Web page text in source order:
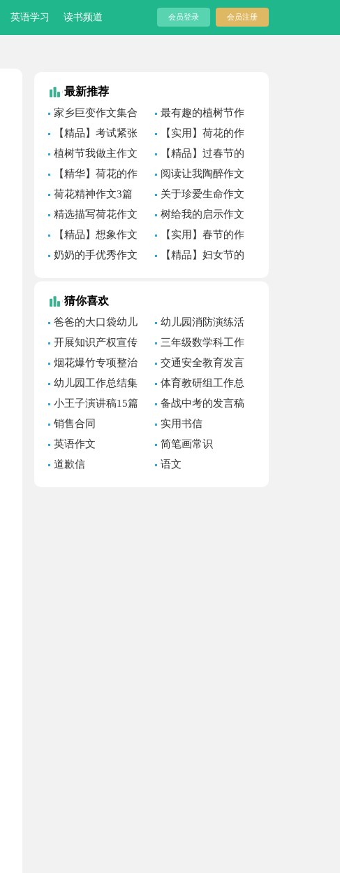
英语学习 读书频道 会员登录 会员注册
最新推荐
家乡巨变作文集合
15篇
最有趣的植树节作
文
【精品】考试紧张
作文三篇
【实用】荷花的作
文四篇
植树节我做主作文
【精品】过春节的
作文500字汇编八篇
【精华】荷花的作
文五篇
阅读让我陶醉作文
荷花精神作文3篇
关于珍爱生命作文
合集十篇
精选描写荷花作文
合集九篇
树给我的启示作文
（通用32篇）
【精品】想象作文
400字四篇
【实用】春节的作
文1100字集锦8篇
奶奶的手优秀作文
【精品】妇女节的
猜你喜欢
爸爸的大口袋幼儿
园语言教案
幼儿园消防演练活
动总结(汇编15篇)
开展知识产权宣传
周活动总结
三年级数学科工作
总结
烟花爆竹专项整治
工作总结
交通安全教育发言
稿通用15篇
幼儿园工作总结集
锦15篇
体育教研组工作总
结
小王子演讲稿15篇
备战中考的发言稿
15篇
销售合同
实用书信
英语作文
简笔画常识
道歉信
语文